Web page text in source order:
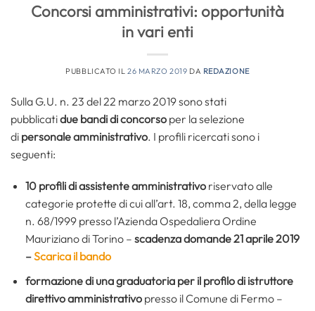
Concorsi amministrativi: opportunità
in vari enti
PUBBLICATO IL26 MARZO 2019 DA REDAZIONE
Sulla G.U. n. 23 del 22 marzo 2019 sono stati
pubblicatidue bandi di concorso per la selezione
di personale amministrativo. I profili ricercati sono i
seguenti:
10 profili di assistente amministrativo riservato alle
categorie protette di cui all’art. 18, comma 2, della legge
n. 68/1999 presso l’Azienda Ospedaliera Ordine
Mauriziano di Torino – scadenza domande 21 aprile 2019
–Scarica il bando
formazione di una graduatoria per il profilo di istruttore
direttivo amministrativo presso il Comune di Fermo –